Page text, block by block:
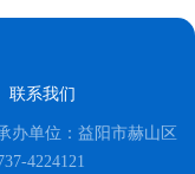
联系我们
办单位：益阳市赫山区
4224121